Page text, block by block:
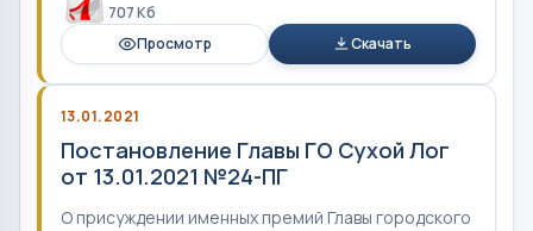
707 Кб
Просмотр
Скачать
13.01.2021
Постановление Главы ГО Сухой Лог
от 13.01.2021 №24-ПГ
О присуждении именных премий Главы городского